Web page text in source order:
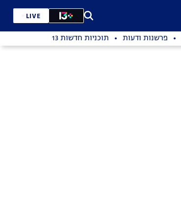
LIVE
פרשנות ודעות תוכניות חדשות 13